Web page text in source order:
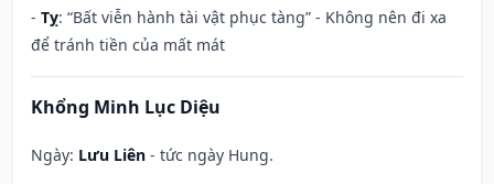
- Tỵ: “Bất viễn hành tài vật phục tàng” - Không nên đi xa
để tránh tiền của mất mát
Khổng Minh Lục Diệu
Ngày: Lưu Liên - tức ngày Hung.